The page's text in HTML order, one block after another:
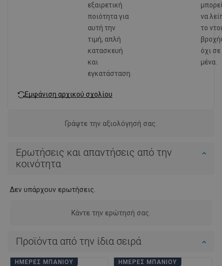
εξαιρετική
ποιότητα για
αυτή την
τιμή, απλή
κατασκευή
και
εγκατάσταση.
να
το
όχι σε
μένα.
Εμφάνιση αρχικού σχολίου
Γράψτε την αξιολόγησή σας.
Ερωτήσεις και απαντήσεις από την
κοινότητα
Δεν υπάρχουν ερωτήσεις.
Κάντε την ερώτησή σας.
Προϊόντα από την ίδια σειρά
ΗΜΈΡΕΣ ΜΠΆΝΙΟΥ ΗΜΈΡΕΣ ΜΠΆΝΙΟΥ